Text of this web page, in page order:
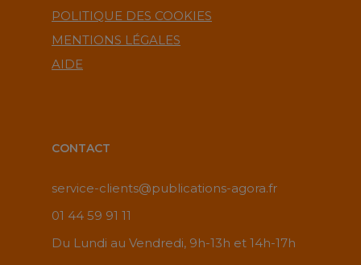
POLITIQUE DES COOKIES
MENTIONS LÉGALES
AIDE
CONTACT
service-clients@publications-agora.fr
01 44 59 91 11
Du Lundi au Vendredi, 9h-13h et 14h-17h